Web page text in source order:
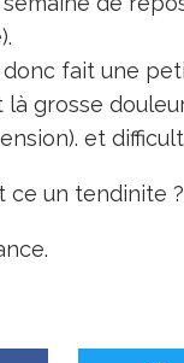
donc fait une
là grosse
et
ce un tendinite